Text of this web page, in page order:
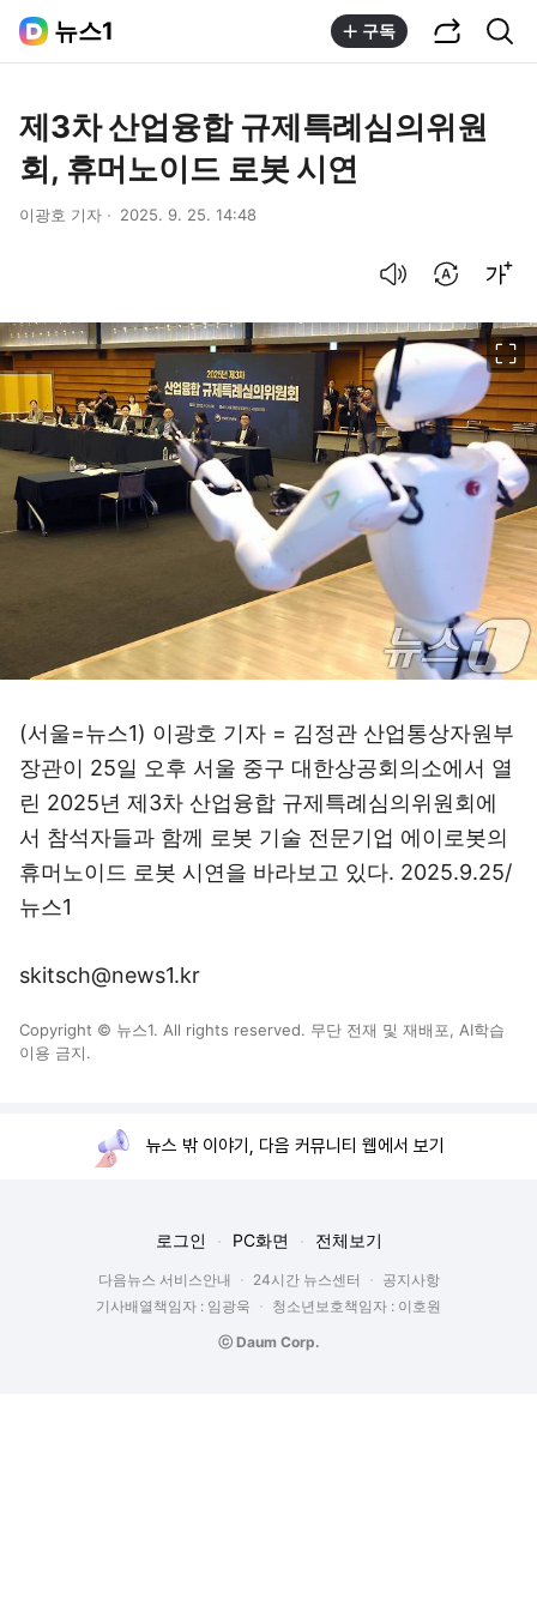
뉴스1 구독
제3차 산업융합 규제특례심의위원
회, 휴머노이드 로봇 시연
이광호 기자 2025. 9. 25. 14:48
(서울=뉴스1) 이광호 기자 = 김정관 산업통상자원부
장관이 25일 오후 서울 중구 대한상공회의소에서 열
린 2025년 제3차 산업융합 규제특례심의위원회에
서 참석자들과 함께 로봇 기술 전문기업 에이로봇의
휴머노이드 로봇 시연을 바라보고 있다. 2025.9.25/
뉴스1
skitsch@news1.kr
Copyright © 뉴스1. All rights reserved. 무단 전재 및 재배포, AI학습
이용 금지.
뉴스 밖 이야기, 다음 커뮤니티 웹에서 보기
로그인 PC화면 전체보기
다음뉴스 서비스안내 24시간 뉴스센터
공지사항
기사배열책임자 : 임광욱
청소년보호책임자 : 이호원
ⓒ Daum Corp.